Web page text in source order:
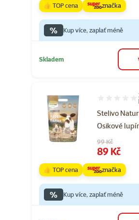
👍 TOP cena značka
% Kup více, zaplať méně
Skladem
Stelivo
Osikové
Hodnocení
Původní cena
99 Kč
Cena
89 Kč
👍 TOP cena značka
% Kup více, zaplať méně